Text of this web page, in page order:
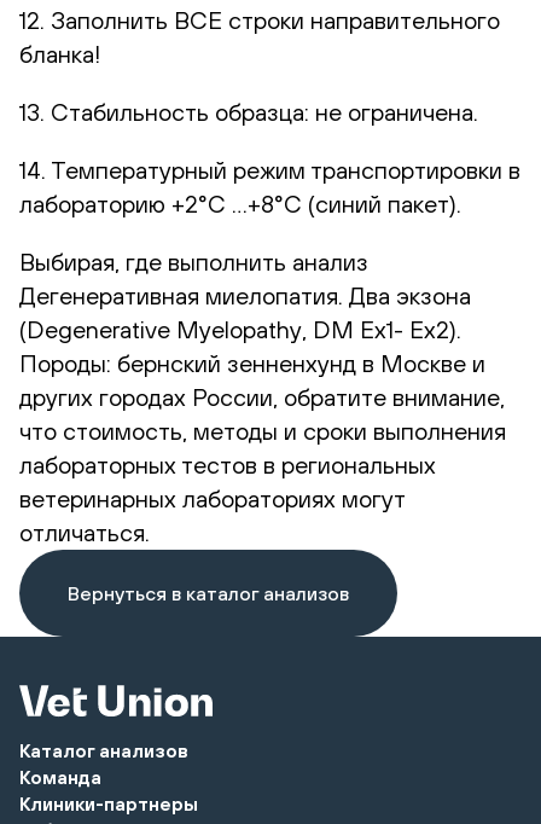
12. Заполнить ВСЕ строки направительного
бланка!
13. Стабильность образца: не ограничена.
14. Температурный режим транспортировки в
лабораторию +2°С …+8°С (синий пакет).
Выбирая, где выполнить анализ
Дегенеративная миелопатия. Два экзона
(Degenerative Myelopathy, DM Ex1- Ex2).
Породы: бернский зенненхунд в Москве и
других городах России, обратите внимание,
что стоимость, методы и сроки выполнения
лабораторных тестов в региональных
ветеринарных лабораториях могут
отличаться.
Вернуться в каталог анализов
Каталог анализов
Команда
Клиники-партнеры